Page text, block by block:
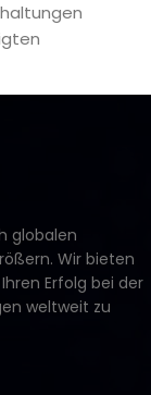
globalen
Wir bieten
Erfolg bei der
weltweit zu